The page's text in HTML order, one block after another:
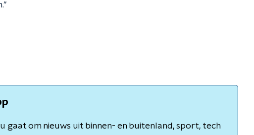
gaat om nieuws uit binnen- en buitenland, sport, tech